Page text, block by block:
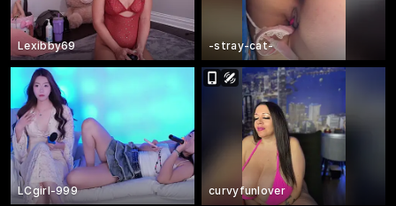
Lexibby69 -stray-cat-
LCgirl-999 curvyfunlover